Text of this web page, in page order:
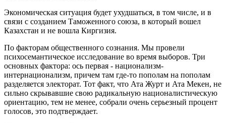
Экономическая ситуация будет ухудшаться, в том числе, и в
связи с созданием Таможенного союза, в который вошел
Казахстан и не вошла Киргизия.
По факторам общественного сознания. Мы провели
психосемантическое исследование во время выборов. Три
основных фактора: ось первая - национализм-
интернационализм, причем там где-то пополам на пополам
разделяется электорат. Тот факт, что Ата Журт и Ата Мекен, не
сильно скрывавшие свою радикальную националистическую
ориентацию, тем не менее, собрали очень серьезный процент
голосов, это подтверждает.